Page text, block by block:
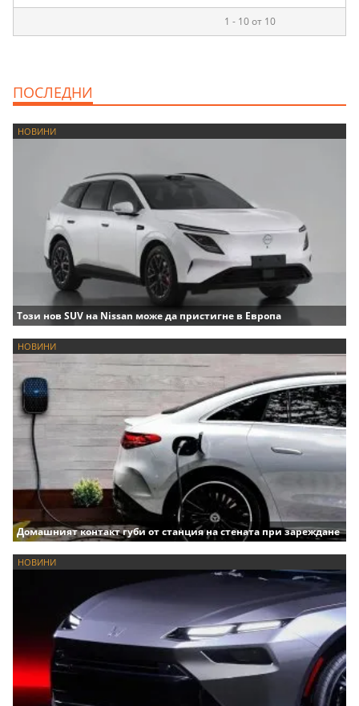
1 - 10 от 10
ПОСЛЕДНИ
НОВИНИ
Този нов SUV на Nissan може да пристигне в Европа
НОВИНИ
Домашният контакт губи от станция на стената при зареждане
НОВИНИ